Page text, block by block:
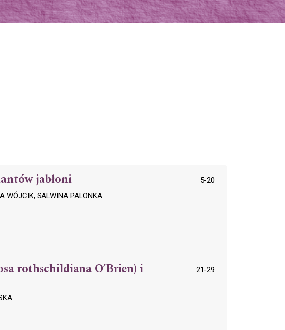
jabłoni
5-20
WÓJCIK, SALWINA PALONKA
rothschildiana O’Brien) i 21-29